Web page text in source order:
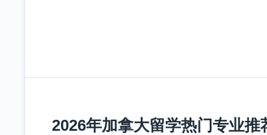
2026年加拿大留学热门专业